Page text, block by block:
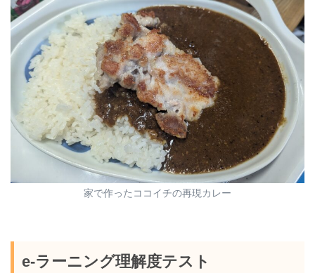
家で作ったココイチの再現カレー
e-ラーニング理解度テスト